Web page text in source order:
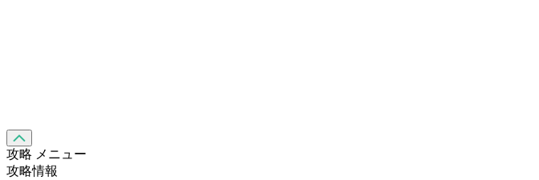
攻略 メニュー
攻略情報